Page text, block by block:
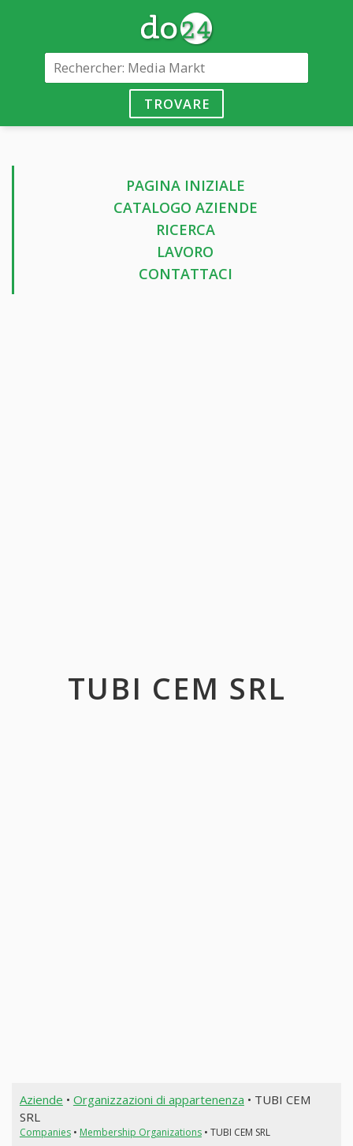
TROVARE
PAGINA INIZIALE
CATALOGO AZIENDE
RICERCA
LAVORO
CONTATTACI
TUBI CEM SRL
Aziende • Organizzazioni di appartenenza • TUBI CEM
SRL
Companies• Membership Organizations• TUBI CEM SRL